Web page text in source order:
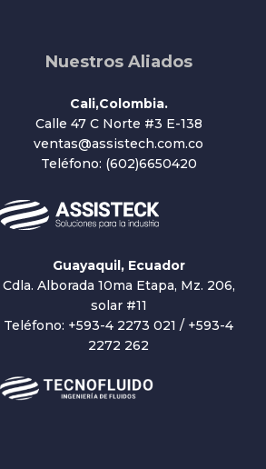
Nuestros Aliados
Cali,Colombia.
Calle 47 C Norte #3 E-138
ventas@assistech.com.co
Teléfono: (602)6650420
Guayaquil, Ecuador
Cdla. Alborada 10ma Etapa, Mz. 206,
solar #11
Teléfono: +593-4 2273 021 / +593-4
2272 262